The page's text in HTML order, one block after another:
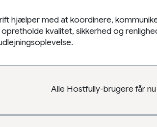
hjælper med at koordinere,
kvalitet, sikkerhed og
Alle Hostfully-brugere får